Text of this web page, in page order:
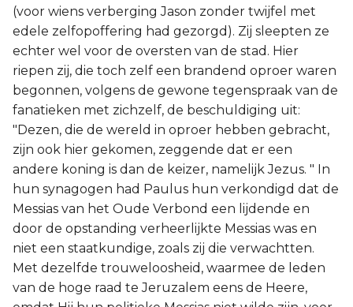
(voor wiens verberging Jason zonder twijfel met
edele zelfopoffering had gezorgd). Zij sleepten ze
echter wel voor de oversten van de stad. Hier
riepen zij, die toch zelf een brandend oproer waren
begonnen, volgens de gewone tegenspraak van de
fanatieken met zichzelf, de beschuldiging uit:
"Dezen, die de wereld in oproer hebben gebracht,
zijn ook hier gekomen, zeggende dat er een
andere koning is dan de keizer, namelijk Jezus. " In
hun synagogen had Paulus hun verkondigd dat de
Messias van het Oude Verbond een lijdende en
door de opstanding verheerlijkte Messias was en
niet een staatkundige, zoals zij die verwachtten.
Met dezelfde trouweloosheid, waarmee de leden
van de hoge raad te Jeruzalem eens de Heere,